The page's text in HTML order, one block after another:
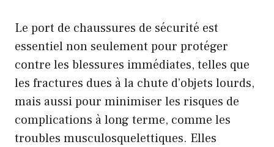
Le port de chaussures de sécurité est
essentiel non seulement pour protéger
contre les blessures immédiates, telles que
les fractures dues à la chute d’objets lourds,
mais aussi pour minimiser les risques de
complications à long terme, comme les
troubles musculosquelettiques. Elles